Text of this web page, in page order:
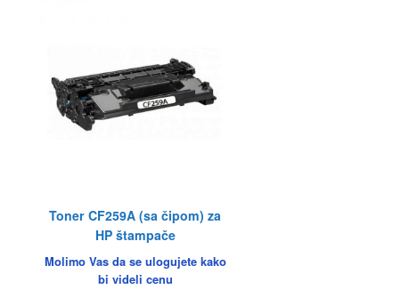
Toner CF259A (sa čipom) za
HP štampače
Molimo Vas da se ulogujete kako
bi videli cenu